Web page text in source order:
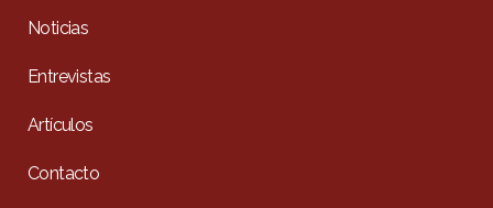
Noticias
Entrevistas
Artículos
Contacto